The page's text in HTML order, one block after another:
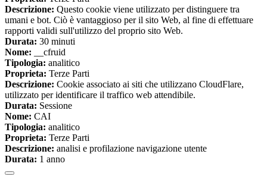
Descrizione: Questo cookie viene utilizzato per distinguere tra
umani e bot. Ciò è vantaggioso per il sito Web, al fine di effettuare
rapporti validi sull'utilizzo del proprio sito Web.
Durata: 30 minuti
Nome: __cfruid
Tipologia: analitico
Proprieta: Terze Parti
Descrizione: Cookie associato ai siti che utilizzano CloudFlare,
utilizzato per identificare il traffico web attendibile.
Durata: Sessione
Nome: CAI
Tipologia: analitico
Proprieta: Terze Parti
Descrizione: analisi e profilazione navigazione utente
Durata: 1 anno